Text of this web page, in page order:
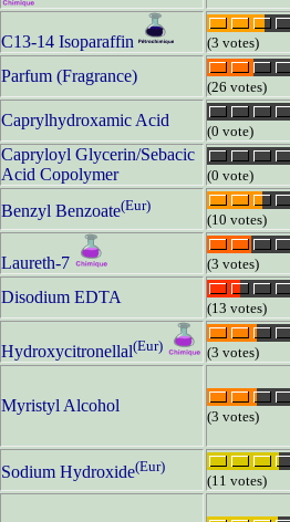
C13-14 Isoparaffin (3 votes)
Parfum (Fragrance)
(26 votes)
Caprylhydroxamic Acid
(0 vote)
Capryloyl Glycerin/Sebacic
Acid Copolymer
(0 vote)
Benzyl Benzoate(Eur)
(10 votes)
Laureth-7 (3 votes)
Disodium EDTA
(13 votes)
Hydroxycitronellal(Eur) (3 votes)
Myristyl Alcohol
(3 votes)
Sodium Hydroxide(Eur)
(11 votes)